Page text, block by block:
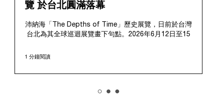
覽 於台北圓滿落幕
沛納海「The Depths of Time」歷史展覽，日前於台灣
台北為其全球巡迴展覽畫下句點。2026年6月12日至15
區對公眾開放。這座擁有百年歷史的標誌性場地提供了
歷史敘事完美融合、相得益彰。
樹一幟的品牌底蘊，從1910年代初期作為義大利海軍指
1 分鐘閱讀